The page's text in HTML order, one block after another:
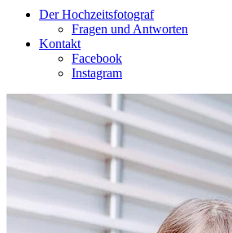
Der Hochzeitsfotograf
Fragen und Antworten
Kontakt
Facebook
Instagram